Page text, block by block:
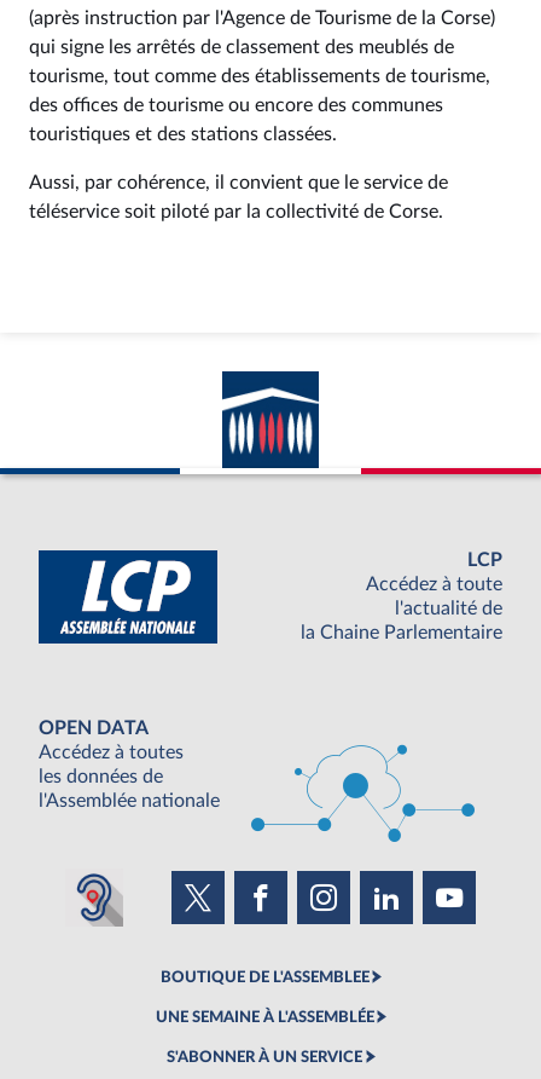
(après instruction par l'Agence de Tourisme de la Corse)
qui signe les arrêtés de classement des meublés de
tourisme, tout comme des établissements de tourisme,
des offices de tourisme ou encore des communes
touristiques et des stations classées.
Aussi, par cohérence, il convient que le service de
téléservice soit piloté par la collectivité de Corse.
LCP
Accédez à toute
l'actualité de
la Chaine Parlementaire
OPEN DATA
Accédez à toutes
les données de
l'Assemblée nationale
BOUTIQUE DE L'ASSEMBLEE
UNE SEMAINE À L'ASSEMBLÉE
S'ABONNER À UN SERVICE